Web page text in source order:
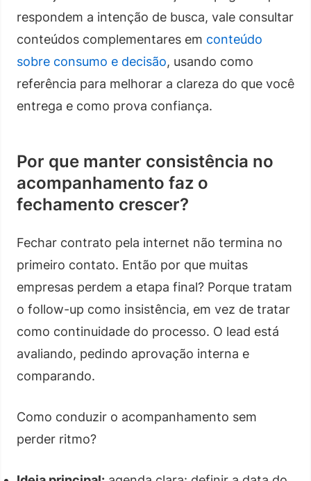
respondem a intenção de busca, vale consultar
conteúdos complementares em conteúdo
sobre consumo e decisão, usando como
referência para melhorar a clareza do que você
entrega e como prova confiança.
Por que manter consistência no
acompanhamento faz o
fechamento crescer?
Fechar contrato pela internet não termina no
primeiro contato. Então por que muitas
empresas perdem a etapa final? Porque tratam
o follow-up como insistência, em vez de tratar
como continuidade do processo. O lead está
avaliando, pedindo aprovação interna e
comparando.
Como conduzir o acompanhamento sem
perder ritmo?